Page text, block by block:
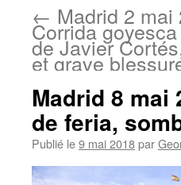
← Madrid 2 mai
Corrida
de Javier
et grave
Madrid 8 mai
de feria,
Publié le9 mai 2018par